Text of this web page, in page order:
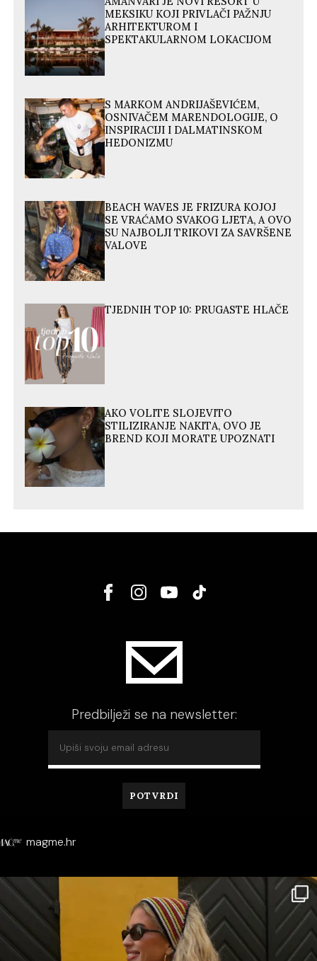
MEKSIKU KOJI PRIVLAČI PAŽNJU
ARHITEKTUROM I
SPEKTAKULARNOM LOKACIJOM
S MARKOM ANDRIJAŠEVIĆEM,
OSNIVAČEM MARENDOLOGIJE, O
INSPIRACIJI I DALMATINSKOM
HEDONIZMU
BEACH WAVES JE FRIZURA KOJOJ
SE VRAĆAMO SVAKOG LJETA, A OVO
SU NAJBOLJI TRIKOVI ZA SAVRŠENE
VALOVE
TJEDNIH TOP 10: PRUGASTE HLAČE
AKO VOLITE SLOJEVITO
STILIZIRANJE NAKITA, OVO JE
BREND KOJI MORATE UPOZNATI
Predbilježi se na newsletter:
magme.hr